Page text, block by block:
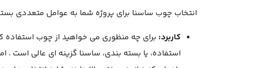
انتخاب چوب ساسنا برای پروژه شما به عوامل متعددی
کاربرد: برای چه منظوری می خواهید از چوب استفاده
استفاده، یا بسته بندی، ساسنا گزینه ای عالی است